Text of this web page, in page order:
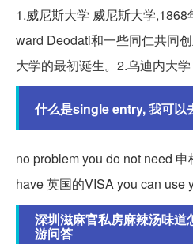
1.威尼斯大学 威尼斯大学
ward Deodati和一些同仁共同
大学的最初诞生。2.乌迪内大学
什么是single entry, 我可以
no problem you do not need
have 英国的VISA you can use
深圳滋麻官私房麻辣汤味
游问答